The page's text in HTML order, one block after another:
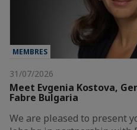
MEMBRES
31/07/2026
Meet Evgenia Kostova,
Fabre Bulgaria
We are pleased to present